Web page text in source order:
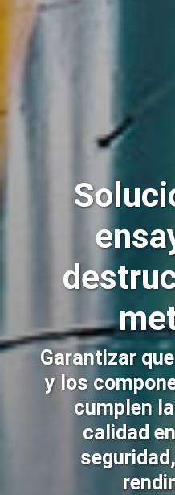
Garantizar
y los
cumplen
calidad